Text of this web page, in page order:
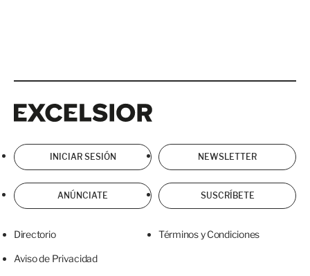
INICIAR SESIÓN NEWSLETTER
ANÚNCIATE SUSCRÍBETE
Directorio Términos y Condiciones
Aviso de Privacidad